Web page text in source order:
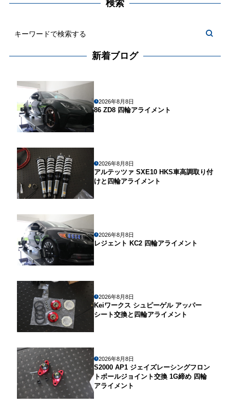
検索
新着ブログ
2026年8月8日
86 ZD8 四輪アライメント
2026年8月8日
アルテッツァ SXE10 HKS車高調取り付
けと四輪アライメント
2026年8月8日
レジェント KC2 四輪アライメント
2026年8月8日
Keiワークス シュピーゲル アッパー
シート交換と四輪アライメント
2026年8月8日
S2000 AP1 ジェイズレーシングフロン
トボールジョイント交換 1G締め 四輪
アライメント